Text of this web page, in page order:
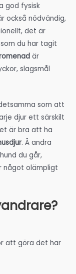
god fysisk
också nödvändig,
det är
du har tagit
är
slagsmål
som att
djur ett särskilt
är bra att ha
. Å andra
du går,
något olämpligt
att göra det har